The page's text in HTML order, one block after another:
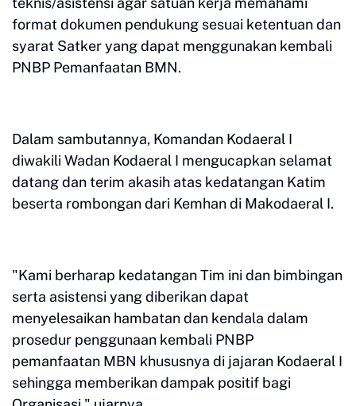
format dokumen pendukung sesuai ketentuan dan
syarat Satker yang dapat menggunakan kembali
PNBP Pemanfaatan BMN.
Dalam sambutannya, Komandan Kodaeral I
diwakili Wadan Kodaeral I mengucapkan selamat
datang dan terim akasih atas kedatangan Katim
beserta rombongan dari Kemhan di Makodaeral I.
"Kami berharap kedatangan Tim ini dan bimbingan
serta asistensi yang diberikan dapat
menyelesaikan hambatan dan kendala dalam
prosedur penggunaan kembali PNBP
pemanfaatan MBN khususnya di jajaran Kodaeral I
sehingga memberikan dampak positif bagi